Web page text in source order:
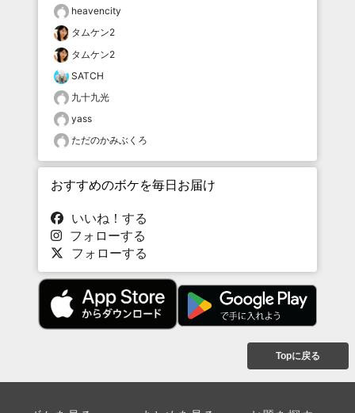
heavencity
タムケン2
タムケン2
SATCH
九十九光
yass
ただのかみぶくろ
おすすめのボケを毎日お届け
いいね！する
フォローする
フォローする
Topに戻る